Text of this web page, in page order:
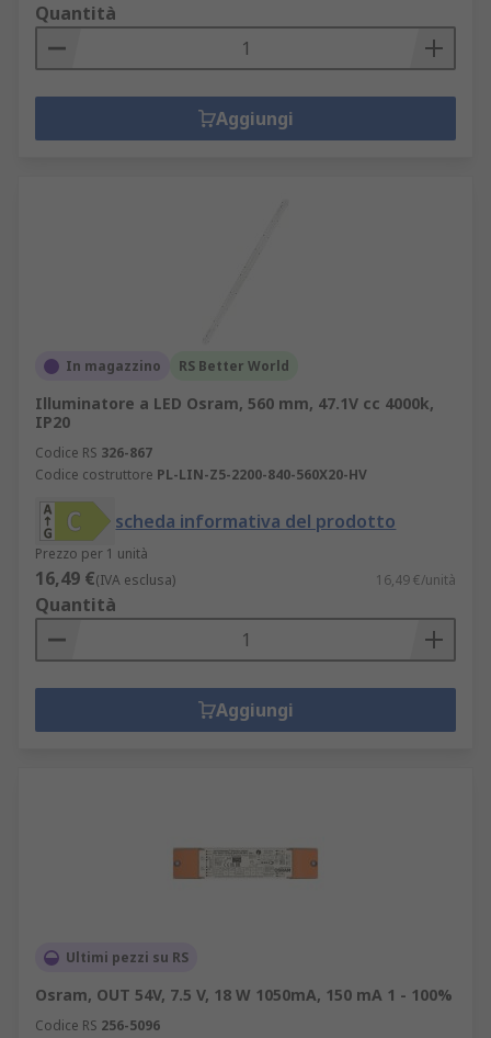
Quantità
Aggiungi
In magazzino RS Better World
Illuminatore a LED Osram, 560 mm, 47.1V cc 4000k,
IP20
Codice RS 326-867
Codice costruttore PL-LIN-Z5-2200-840-560X20-HV
scheda informativa del prodotto
Prezzo per 1 unità
16,49 €(IVA esclusa) 16,49 €/unità
Quantità
Aggiungi
Ultimi pezzi su RS
Osram, OUT 54V, 7.5 V, 18 W 1050mA, 150 mA 1 - 100%
Codice RS 256-5096